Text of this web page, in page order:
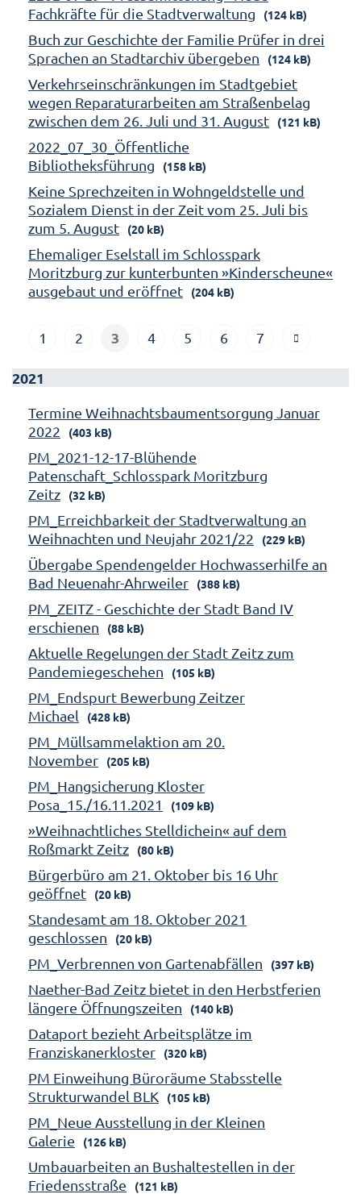
Fachkräfte für die Stadtverwaltung
(124 kB)
Buch zur Geschichte der Familie Prüfer in drei
Sprachen an Stadtarchiv übergeben
(124 kB)
Verkehrseinschränkungen im Stadtgebiet
wegen Reparaturarbeiten am Straßenbelag
zwischen dem 26. Juli und 31. August
(121 kB)
2022_07_30_Öffentliche
Bibliotheksführung
(158 kB)
Keine Sprechzeiten in Wohngeldstelle und
Sozialem Dienst in der Zeit vom 25. Juli bis
zum 5. August
(20 kB)
Ehemaliger Eselstall im Schlosspark
Moritzburg zur kunterbunten »Kinderscheune«
ausgebaut und eröffnet
(204 kB)
1 2 3 4 5 6 7
2021
Termine Weihnachtsbaumentsorgung Januar
2022
(403 kB)
PM_2021-12-17-Blühende
Patenschaft_Schlosspark Moritzburg
Zeitz
(32 kB)
PM_Erreichbarkeit der Stadtverwaltung an
Weihnachten und Neujahr 2021/22
(229 kB)
Übergabe Spendengelder Hochwasserhilfe an
Bad Neuenahr-Ahrweiler
(388 kB)
PM_ZEITZ - Geschichte der Stadt Band IV
erschienen
(88 kB)
Aktuelle Regelungen der Stadt Zeitz zum
Pandemiegeschehen
(105 kB)
PM_Endspurt Bewerbung Zeitzer
Michael
(428 kB)
PM_Müllsammelaktion am 20.
November
(205 kB)
PM_Hangsicherung Kloster
Posa_15./16.11.2021
(109 kB)
»Weihnachtliches Stelldichein« auf dem
Roßmarkt Zeitz
(80 kB)
Bürgerbüro am 21. Oktober bis 16 Uhr
geöffnet
(20 kB)
Standesamt am 18. Oktober 2021
geschlossen
(20 kB)
PM_Verbrennen von Gartenabfällen (397 kB)
Naether-Bad Zeitz bietet in den Herbstferien
längere Öffnungszeiten
(140 kB)
Dataport bezieht Arbeitsplätze im
Franziskanerkloster
(320 kB)
PM Einweihung Büroräume Stabsstelle
Strukturwandel BLK
(105 kB)
PM_Neue Ausstellung in der Kleinen
Galerie
(126 kB)
Umbauarbeiten an Bushaltestellen in der
Friedensstraße
(121 kB)